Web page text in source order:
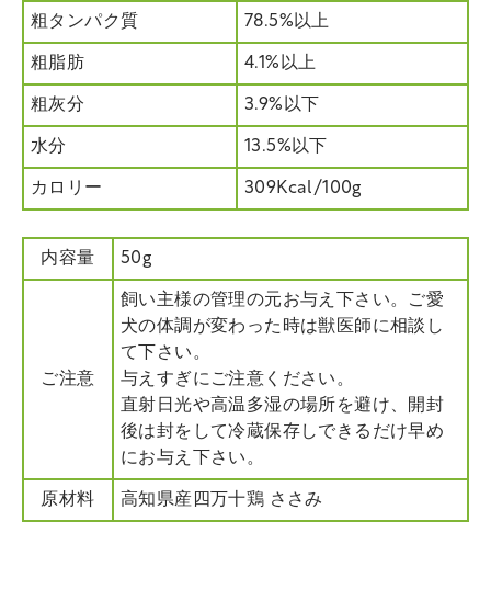
粗タンパク質 78.5%以上
粗脂肪 4.1%以上
粗灰分 3.9%以下
水分 13.5%以下
カロリー 309Kcal/100g
内容量 50g
ご注意
飼い主様の管理の元お与え下さい。ご愛
犬の体調が変わった時は獣医師に相談し
て下さい。
与えすぎにご注意ください。
直射日光や高温多湿の場所を避け、開封
後は封をして冷蔵保存しできるだけ早め
にお与え下さい。
原材料 高知県産四万十鶏 ささみ